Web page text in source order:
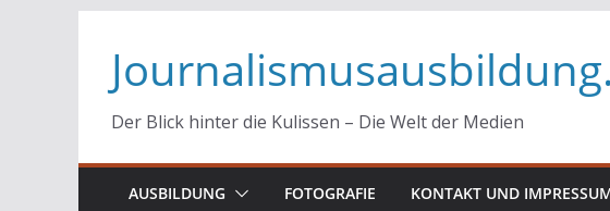
Inhalt
springen
Der Blick hinter die Kulissen – Die Welt der Medien
AUSBILDUNG FOTOGRAFIE KONTAKT UND